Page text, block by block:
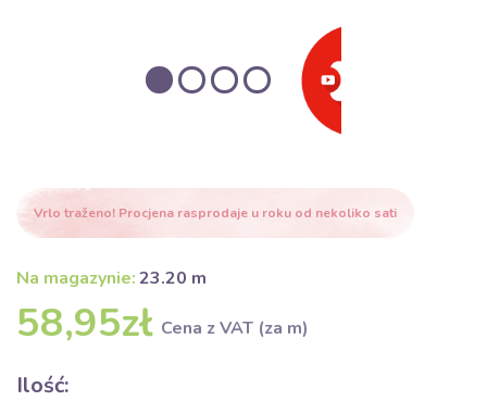
Vrlo traženo! Procjena rasprodaje u roku od nekoliko sati
Na magazynie:23.20 m
58,95zł Cena z VAT (za m)
Ilość: